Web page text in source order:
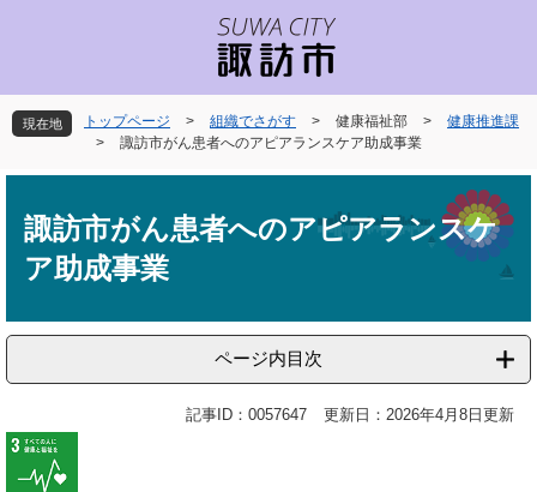
先
頭
を
飛
現在地 トップページ > 組織でさがす > 健康福祉部 >
健康推進課
>
諏訪市がん患者へのアピアランスケア助成事業
諏訪市がん患者へのアピアランスケ
ア助成事業
ページ内目次
記事ID：0057647 更新日：2026年4月8日更新